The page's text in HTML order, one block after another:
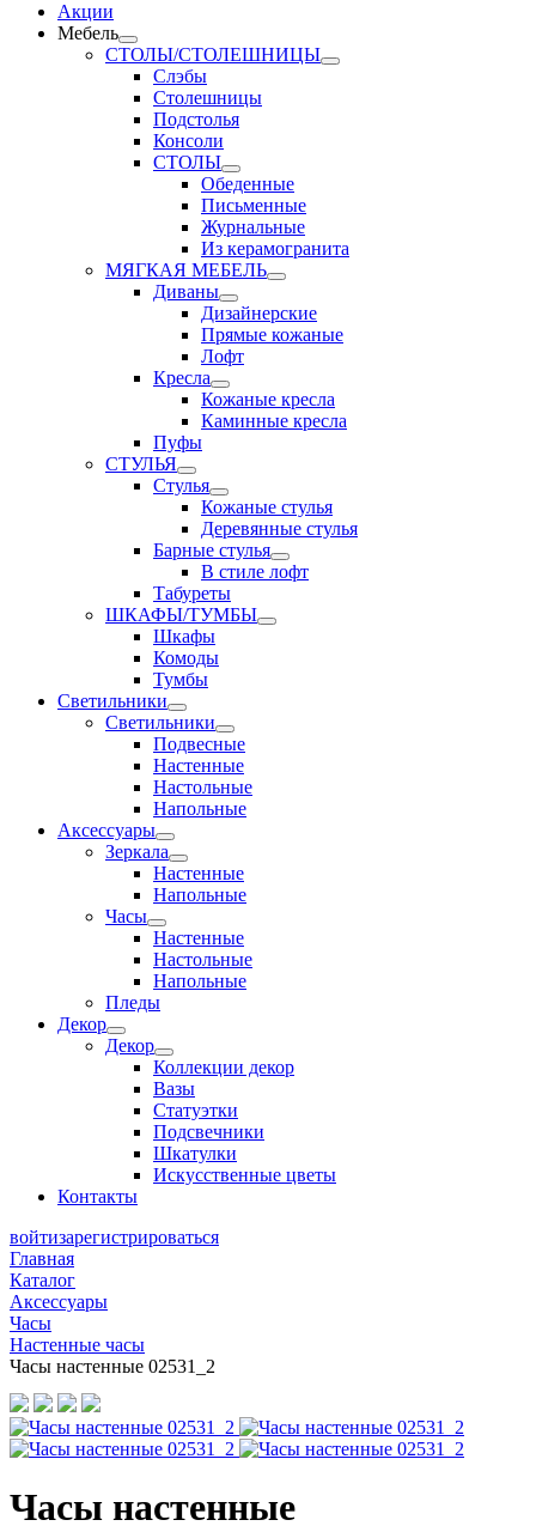
Акции
Мебель
СТОЛЫ/СТОЛЕШНИЦЫ
Слэбы
Столешницы
Подстолья
Консоли
СТОЛЫ
Обеденные
Письменные
Журнальные
Из керамогранита
МЯГКАЯ МЕБЕЛЬ
Диваны
Дизайнерские
Прямые кожаные
Лофт
Кресла
Кожаные кресла
Каминные кресла
Пуфы
СТУЛЬЯ
Стулья
Кожаные стулья
Деревянные стулья
Барные стулья
В стиле лофт
Табуреты
ШКАФЫ/ТУМБЫ
Шкафы
Комоды
Тумбы
Светильники
Светильники
Подвесные
Настенные
Настольные
Напольные
Аксессуары
Зеркала
Настенные
Напольные
Часы
Настенные
Настольные
Напольные
Пледы
Декор
Декор
Коллекции декор
Вазы
Статуэтки
Подсвечники
Шкатулки
Искусственные цветы
Контакты
войтизарегистрироваться
Главная
Каталог
Аксессуары
Часы
Настенные часы
Часы настенные 02531_2
Часы настенные